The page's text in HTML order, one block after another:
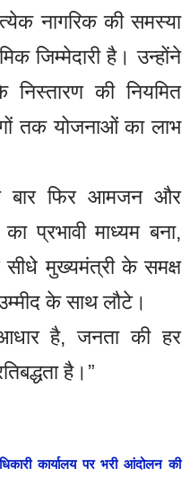
नागरिक की समस्या
जिम्मेदारी है। उन्होंने
निस्तारण की नियमित
तक योजनाओं का लाभ
बार फिर आमजन और
प्रभावी माध्यम बना,
सीधे मुख्यमंत्री के समक्ष
के साथ लौटे।
है, जनता की हर
है।”
कार्यालय पर भरी आंदोलन की